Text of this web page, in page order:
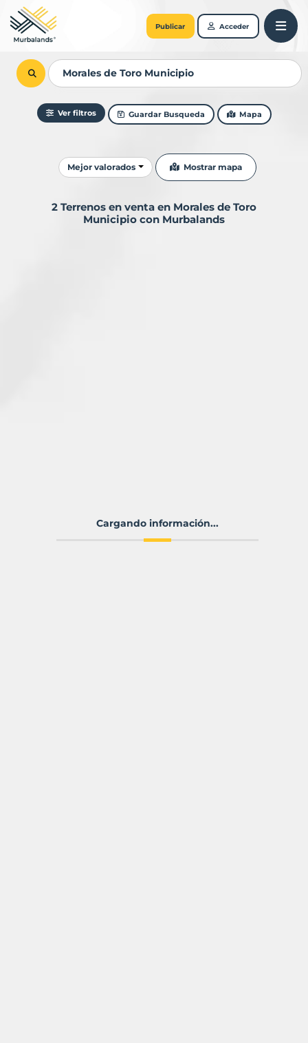
Publicar Acceder
Ver filtros Guardar Busqueda Mapa
Ordenar resultados
Mejor valorados Mostrar mapa
2 Terrenos en venta en Morales de Toro
Municipio con Murbalands
Cargando información...